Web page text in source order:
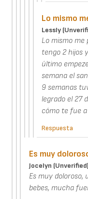
Lo mismo
Lessly
Lo mismo
tengo 2 hijos
último
semana el
9 semanas
legrado el 27
cómo te fue a
Respuesta
Es muy
Jocelyn (unverified)
Es muy doloroso,
bebes, mucha